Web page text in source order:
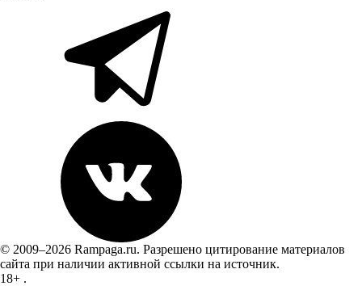
© 2009–2026 Rampaga.ru. Разрешено цитирование материалов
сайта при наличии активной ссылки на источник.
18+ .